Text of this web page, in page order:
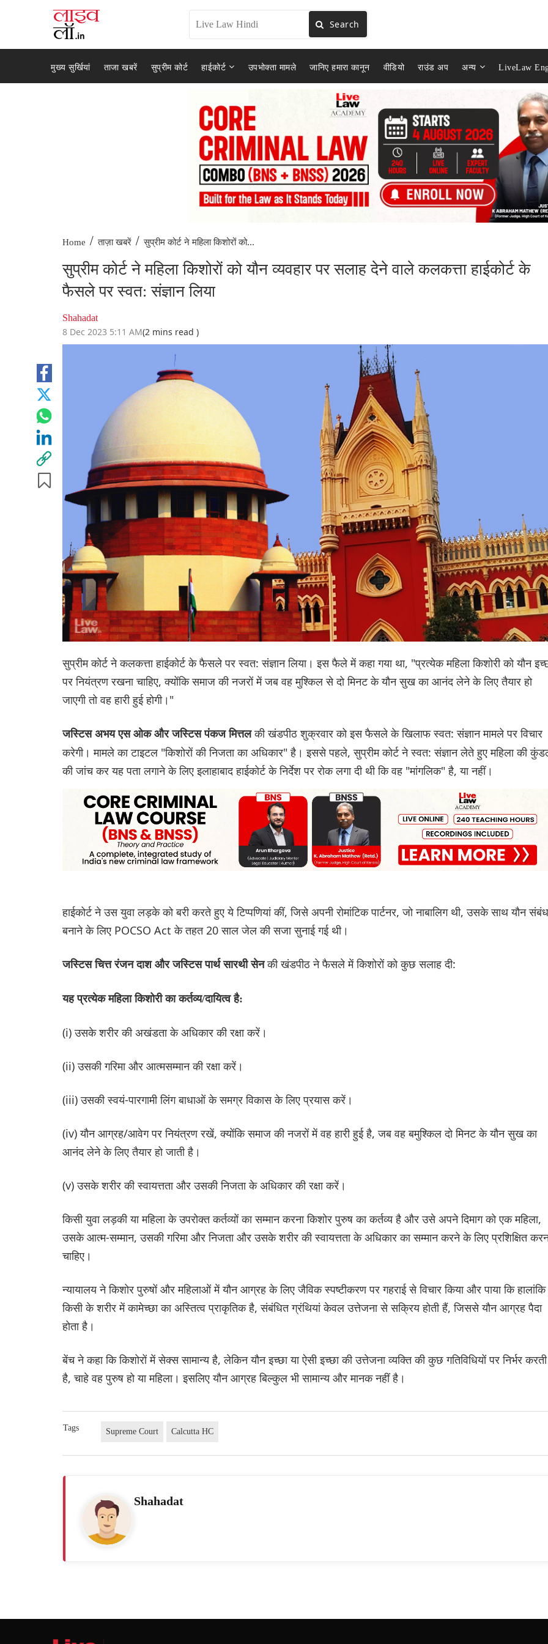
Search
मुख्य सुर्खियां ताजा खबरें सुप्रीम कोर्ट हाईकोर्ट उपभोक्ता मामले जानिए हमारा कानून वीडियो राउंड अप अन्य LiveLaw
Home / ताज़ा खबरें / सुप्रीम कोर्ट ने महिला किशोरों को...
सुप्रीम कोर्ट ने महिला किशोरों को यौन व्यवहार पर सलाह देने वाले कलकत्ता हाईकोर्ट के
फैसले पर स्वत: संज्ञान लिया
Shahadat
8 Dec 2023 5:11 AM(2 mins read )
सुप्रीम कोर्ट ने कलकत्ता हाईकोर्ट के फैसले पर स्वत: संज्ञान लिया। इस फैले में कहा गया था, "प्रत्येक महिला किशोरी को यौन
पर नियंत्रण रखना चाहिए, क्योंकि समाज की नजरों में जब वह मुश्किल से दो मिनट के यौन सुख का आनंद लेने के लिए तैयार हो
जाएगी तो वह हारी हुई होगी।"
जस्टिस अभय एस ओक और जस्टिस पंकज मित्तलकी खंडपीठ शुक्रवार को इस फैसले के खिलाफ स्वत: संज्ञान मामले पर विचार
करेगी। मामले का टाइटल "किशोरों की निजता का अधिकार" है। इससे पहले, सुप्रीम कोर्ट ने स्वत: संज्ञान लेते हुए महिला की
की जांच कर यह पता लगाने के लिए इलाहाबाद हाईकोर्ट के निर्देश पर रोक लगा दी थी कि वह "मांगलिक" है, या नहीं।
हाईकोर्ट ने उस युवा लड़के को बरी करते हुए ये टिप्पणियां कीं, जिसे अपनी रोमांटिक पार्टनर, जो नाबालिग थी, उसके साथ यौन संबंध
बनाने के लिए POCSO Act के तहत 20 साल जेल की सजा सुनाई गई थी।
जस्टिस चित्त रंजन दाश और जस्टिस पार्थ सारथी सेनकी खंडपीठ ने फैसले में किशोरों को कुछ सलाह दी:
यह प्रत्येक महिला किशोरी का कर्तव्य/दायित्व है:
(i) उसके शरीर की अखंडता के अधिकार की रक्षा करें।
(ii) उसकी गरिमा और आत्मसम्मान की रक्षा करें।
(iii) उसकी स्वयं-पारगामी लिंग बाधाओं के समग्र विकास के लिए प्रयास करें।
(iv) यौन आग्रह/आवेग पर नियंत्रण रखें, क्योंकि समाज की नजरों में वह हारी हुई है, जब वह बमुश्किल दो मिनट के यौन सुख का
आनंद लेने के लिए तैयार हो जाती है।
(v) उसके शरीर की स्वायत्तता और उसकी निजता के अधिकार की रक्षा करें।
किसी युवा लड़की या महिला के उपरोक्त कर्तव्यों का सम्मान करना किशोर पुरुष का कर्तव्य है और उसे अपने दिमाग को एक महिला,
उसके आत्म-सम्मान, उसकी गरिमा और निजता और उसके शरीर की स्वायत्तता के अधिकार का सम्मान करने के लिए प्रशिक्षित
चाहिए।
न्यायालय ने किशोर पुरुषों और महिलाओं में यौन आग्रह के लिए जैविक स्पष्टीकरण पर गहराई से विचार किया और पाया कि हालांकि
किसी के शरीर में कामेच्छा का अस्तित्व प्राकृतिक है, संबंधित ग्रंथियां केवल उत्तेजना से सक्रिय होती हैं, जिससे यौन आग्रह पैदा
होता है।
बेंच ने कहा कि किशोरों में सेक्स सामान्य है, लेकिन यौन इच्छा या ऐसी इच्छा की उत्तेजना व्यक्ति की कुछ गतिविधियों पर निर्भर करती
है, चाहे वह पुरुष हो या महिला। इसलिए यौन आग्रह बिल्कुल भी सामान्य और मानक नहीं है।
Tags Supreme Court Calcutta HC
Shahadat